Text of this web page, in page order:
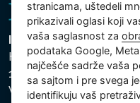
Intex Trading, s.r.o.
Hradecká 2526/3
130 00 Praha 3
Vinohrady - Česká
stranicama, uštedeli
prikazivali oglasi koji
vaša saglasnost za
podataka Google,
najčešće sadrže vaša
sa sajtom i pre svega
identifikuju vaš